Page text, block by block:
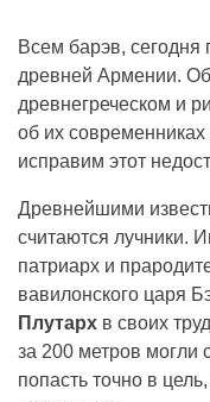
Всем барэв,
древней Армении.
древнегреческом и
об их
исправим этот
Древнейшими
считаются лучники.
патриарх и
вавилонского царя
Плутарх в своих
за 200 метров могли
попасть точно в